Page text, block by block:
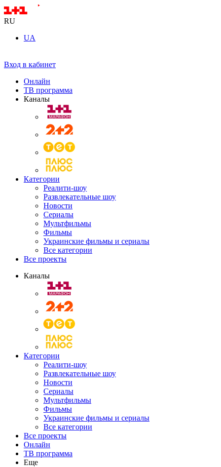
RU
UA
Вход в кабинет
Онлайн
ТВ программа
Каналы
Категории
Реалити-шоу
Развлекательные шоу
Новости
Сериалы
Мультфильмы
Фильмы
Украинские фильмы и сериалы
Все категории
Все проекты
Каналы
Категории
Реалити-шоу
Развлекательные шоу
Новости
Сериалы
Мультфильмы
Фильмы
Украинские фильмы и сериалы
Все категории
Все проекты
Онлайн
ТВ программа
Еще